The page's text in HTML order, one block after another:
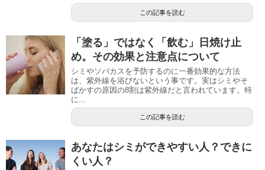
この記事を読む
「塗る」ではなく「飲む」日焼け止
め。その効果と注意点について
シミやソバカスを予防するのに一番効果的な方法
は、紫外線を浴びないという事です。実はシミやそ
ばかすの原因の8割は紫外線だと言われています。特
に...
この記事を読む
あなたはシミができやすい人？できに
くい人？